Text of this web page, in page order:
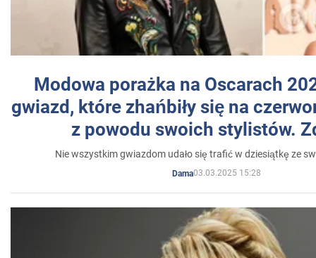
Modowa porażka na Oscarach
gwiazd, które zhańbiły się na
z powodu swoich stylistów.
Nie wszystkim gwiazdom udało się trafić w dziesiątkę ze
Dama03.03.2025 15:28